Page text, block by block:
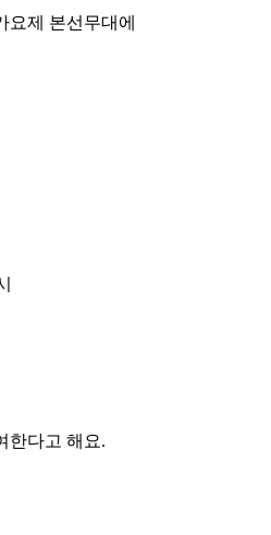
요제 본선무대에
한다고 해요.